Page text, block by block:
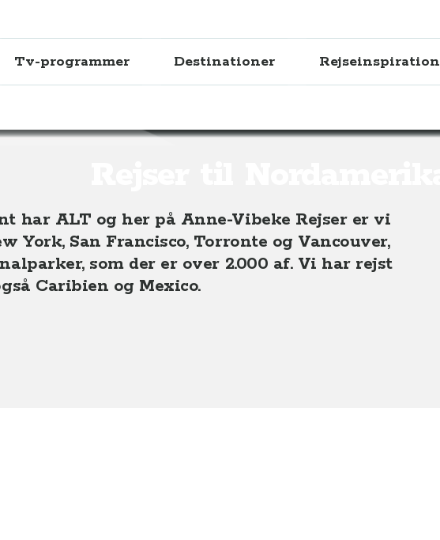
Tv-programmer Destinationer Rejseinspiration
har ALT og her på Anne-Vibeke Rejser er vi
York, San Francisco, Torronte og Vancouver,
som der er over 2.000 af. Vi har rejst
Caribien og Mexico.